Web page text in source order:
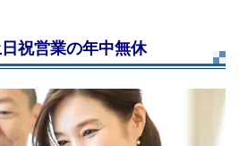
祝営業の年中無休